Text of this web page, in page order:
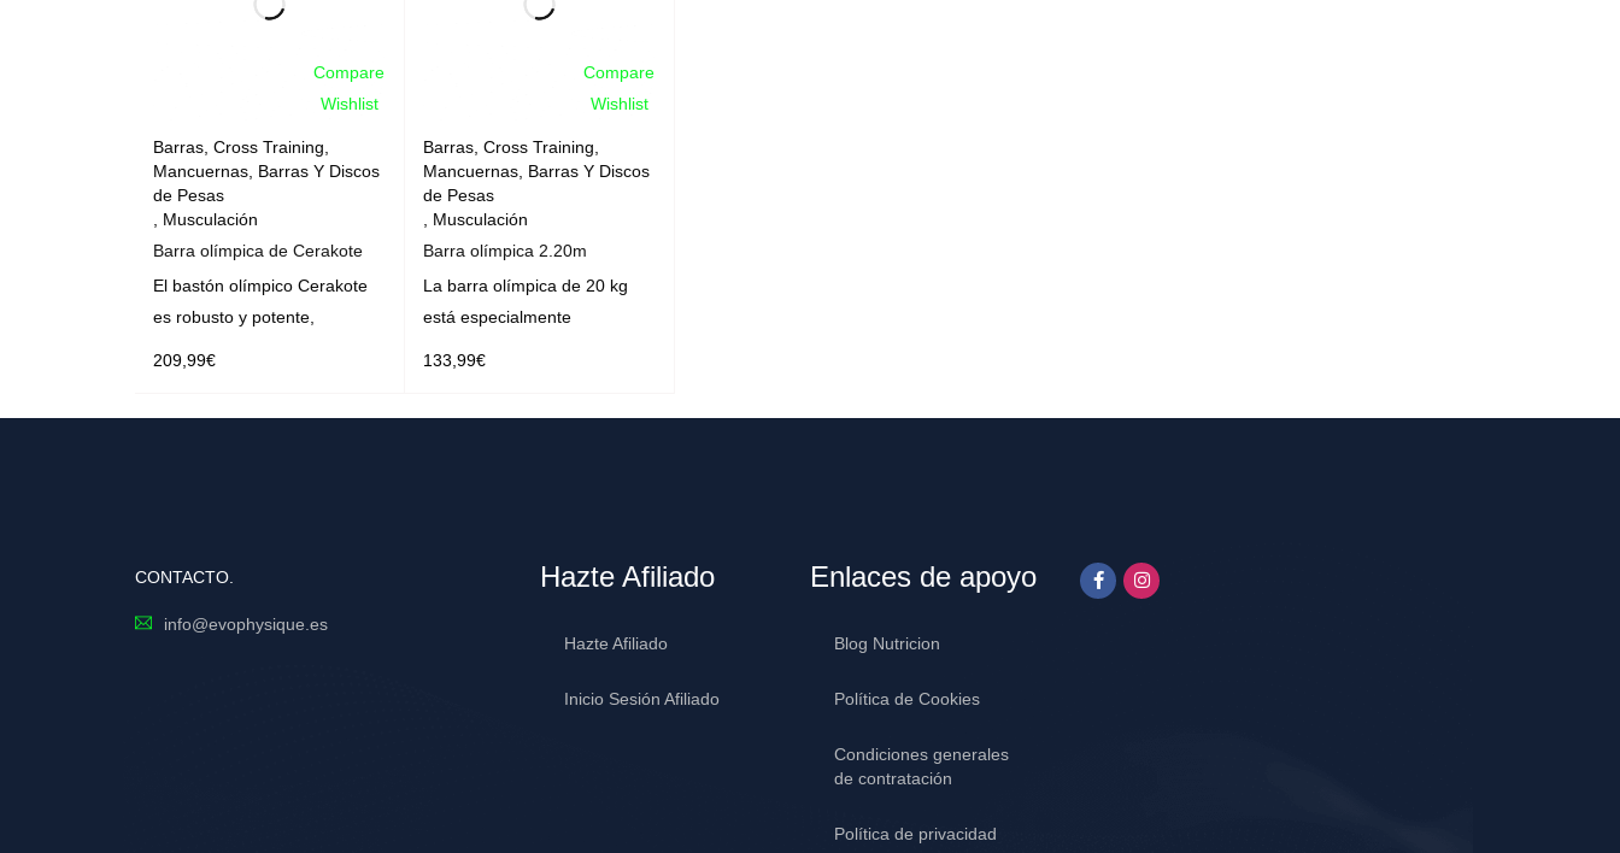
Compare
Wishlist
Barras Cross Training
Mancuernas, Barras Y Discos
de Pesas
Musculación
Barra olímpica de Cerakote
El bastón olímpico Cerakote
es robusto y potente,
209,99€
Compare
Wishlist
Barras ,Cross Training
Mancuernas, Barras Y Discos
de Pesas
Musculación
Barra olímpica 2.20m
La barra olímpica de 20 kg
está especialmente
133,99€
CONTACTO.
info@evophysique.es
Hazte Afiliado
Hazte Afiliado
Inicio Sesión Afiliado
Enlaces de apoyo
Blog Nutricion
Política de Cookies
Condiciones generales
de contratación
Política de privacidad